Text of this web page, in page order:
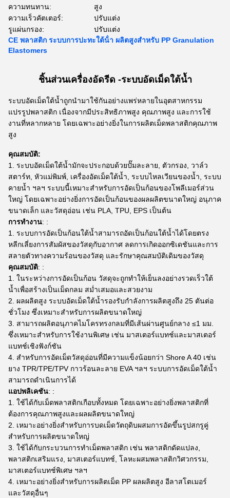
ความทนทาน:
สูง
ความเร็วคัตเตอร์:
ปรับแต่ง
รูแผ่นกรอง:
ปรับแต่ง
CE พลาสติก ระบบการปะทะใต้น้ํา ผลิตสูงสําหรับ PP Granulation
Elastomers
ชิ้นส่วนเครื่องอัดรีด -ระบบอัดเม็ดใต้น้ำ
ระบบอัดเม็ดใต้น้ำถูกนำมาใช้กันอย่างแพร่หลายในอุตสาหกรรม
แปรรูปพลาสติก เนื่องจากมีประสิทธิภาพสูง คุณภาพสูง และการใช้
งานที่หลากหลาย โดยเฉพาะอย่างยิ่งในการผลิตเม็ดพลาสติกคุณภาพ
สูง
คุณสมบัติ:
ระบบอัดเม็ดใต้น้ำมักจะประกอบด้วยปั๊มละลาย, ตัวกรอง, วาล์ว
สตาร์ท, หัวแม่พิมพ์, เครื่องอัดเม็ดใต้น้ำ, ระบบไหลเวียนของน้ำ, ระบบ
คายน้ำ ฯลฯ ระบบนี้เหมาะสำหรับการอัดเป็นก้อนของโพลีเมอร์ส่วน
ใหญ่ โดยเฉพาะอย่างยิ่งการอัดเป็นก้อนของผลผลิตขนาดใหญ่ อนุภาค
ขนาดเล็ก และวัสดุอ่อน เช่น PLA, TPU, EPS เป็นต้น
การทำงาน: :
ระบบการอัดเป็นก้อนใต้น้ำสามารถอัดเป็นก้อนใต้น้ำได้โดยตรง
หลีกเลี่ยงการสัมผัสของวัสดุกับอากาศ ลดการเกิดออกซิเดชันและการ
สลายตัวทางความร้อนของวัสดุ และรักษาคุณสมบัติเดิมของวัสดุ
คุณสมบัติ: :
ในระหว่างการอัดเป็นก้อน วัสดุจะถูกทำให้เย็นลงอย่างรวดเร็วใต้
น้ำเพื่อสร้างเป็นเม็ดกลม สม่ำเสมอและสวยงาม
ผลผลิตสูง ระบบอัดเม็ดใต้น้ำรองรับกำลังการผลิตสูงถึง 25 ตันต่อ
ชั่วโมง ซึ่งเหมาะสำหรับการผลิตขนาดใหญ่
สามารถผลิตอนุภาคไมโครทรงกลมที่มีเส้นผ่านศูนย์กลาง ≤1 มม.
ซึ่งเหมาะสำหรับการใช้งานพิเศษ เช่น มาสเตอร์แบทช์และมาสเตอร์
แบทช์เชิงฟังก์ชัน
สำหรับการอัดเม็ดวัสดุอ่อนที่มีความแข็งน้อยกว่า Shore A 40 เช่น
ยาง TPR/TPE/TPV กาวร้อนละลาย EVA ฯลฯ ระบบการอัดเม็ดใต้น้ำ
สามารถดำเนินการได้
แอปพลิเคชัน: :
ใช้ได้กับเม็ดพลาสติกเกือบทั้งหมด โดยเฉพาะอย่างยิ่งพลาสติกที่
ต้องการคุณภาพสูงและผลผลิตขนาดใหญ่
เหมาะอย่างยิ่งสำหรับการบดเม็ดวัตถุดิบผสมการอัดขึ้นรูปสกรูคู่
สำหรับการผลิตขนาดใหญ่
ใช้ได้กับกระบวนการทำเม็ดพลาสติก เช่น พลาสติกดัดแปลง,
พลาสติกเสริมแรง, มาสเตอร์แบทช์, โลหะผสมพลาสติกวิศวกรรม,
มาสเตอร์แบทช์พิเศษ ฯลฯ
เหมาะอย่างยิ่งสำหรับการผลิตเม็ด PP ผลผลิตสูง อีลาสโตเมอร์
และวัสดุอื่นๆ